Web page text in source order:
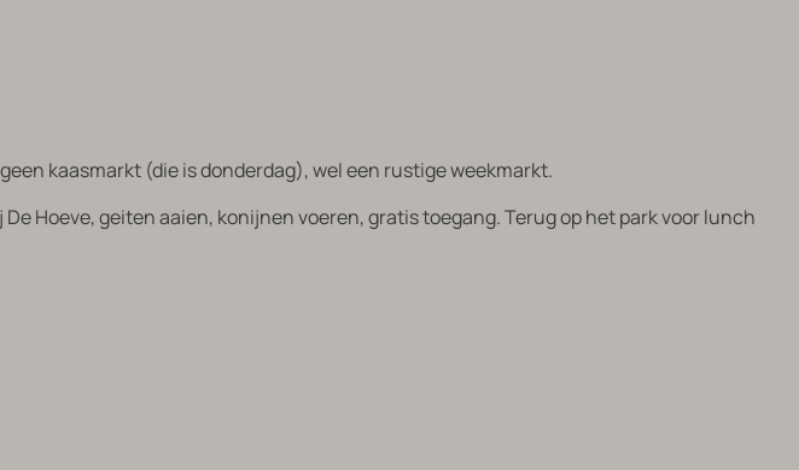
kaasmarkt (die is donderdag), wel een rustige weekmarkt.
Hoeve, geiten aaien, konijnen voeren, gratis toegang. Terug op het park voor lunch